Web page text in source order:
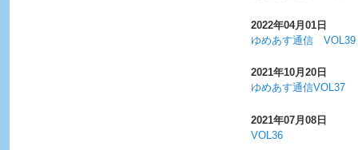
2022年04月01日
ゆめあす通信 VOL39
2021年10月20日
ゆめあす通信VOL37
2021年07月08日
VOL36